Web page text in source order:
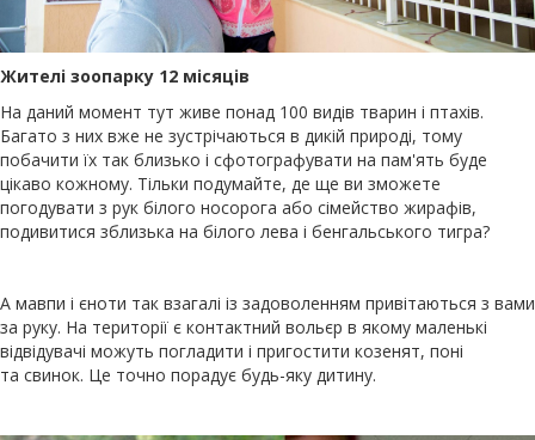
Жителі зоопарку 12 місяців
На даний момент тут живе понад 100 видів тварин і птахів.
Багато з них вже не зустрічаються в дикій природі, тому
побачити їх так близько і сфотографувати на пам'ять буде
цікаво кожному. Тільки подумайте, де ще ви зможете
погодувати з рук білого носорога або сімейство жирафів,
подивитися зблизька на білого лева і бенгальського тигра?
А мавпи і єноти так взагалі із задоволенням привітаються з вами
за руку. На території є контактний вольєр в якому маленькі
відвідувачі можуть погладити і пригостити козенят, поні
та свинок. Це точно порадує будь-яку дитину.